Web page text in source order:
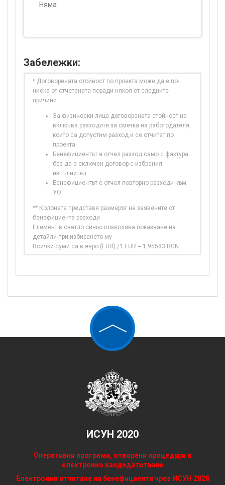
Няма
Забележки:
* Договорената стойност по проекта може да е по-
ниска от отчетената поради някоя от следните
причини:
За физически лица договорената стойност не
включва разходите за сметка на работодателя,
които са допустим разход и се отчитат по
проекта
Бенефициентът е отчел разход само с фактура
без да е сключен договор с избрания
изпълнител
Бенефициентът е отчел повторно разходи към
УО
** Колоната представя размерът на заявените от
бенефициента разходи
Елемент в светло синьо позволява показване на
детайли при избирането му
Всички суми са в евро (EUR) /1 EUR = 1,95583 BGN
ИСУН 2020
Оперативни програми, отворени процедури и
електронно кандидатстване
Електронно отчитане на бенефициенти чрез ИСУН 2020